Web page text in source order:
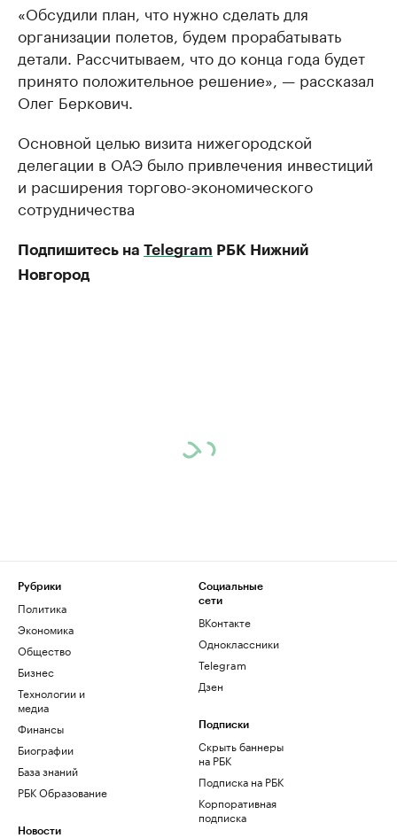
«Обсудили план, что нужно сделать для
организации полетов, будем прорабатывать
детали. Рассчитываем, что до конца года будет
принято положительное решение», — рассказал
Олег Беркович.
Основной целью визита нижегородской
делегации в ОАЭ было привлечения инвестиций
и расширения торгово-экономического
сотрудничества
Подпишитесь на Telegram РБК Нижний
Новгород
Рубрики
Политика
Экономика
Общество
Бизнес
Технологии и
медиа
Финансы
Биографии
База знаний
РБК Образование
Новости
Социальные
сети
ВКонтакте
Одноклассники
Telegram
Дзен
Подписки
Скрыть баннеры
на РБК
Подписка на РБК
Корпоративная
подписка